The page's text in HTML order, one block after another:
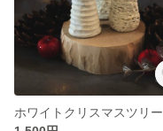
ホワイトクリスマスツリー